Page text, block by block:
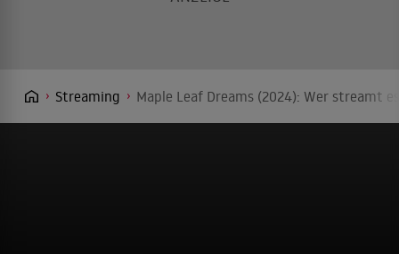
Streaming Maple Leaf Dreams (2024): Wer streamt